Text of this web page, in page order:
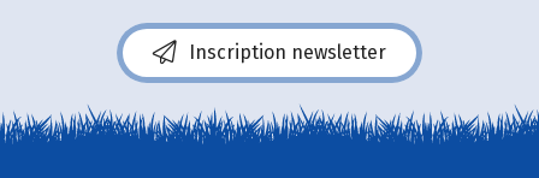
Inscription newsletter